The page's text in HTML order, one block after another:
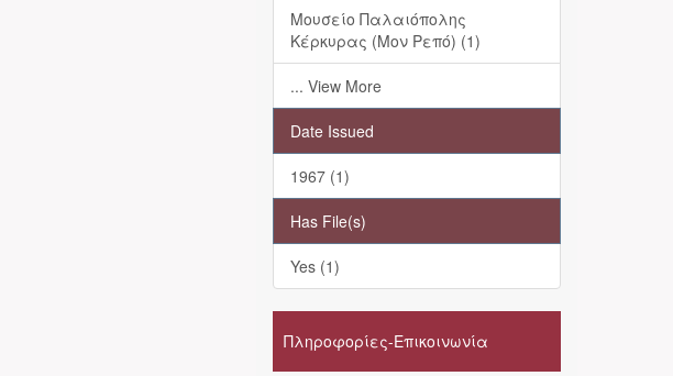
Μουσείο Παλαιόπολης
Κέρκυρας (Μον Ρεπό) (1)
... View More
Date Issued
1967 (1)
Has File(s)
Yes (1)
Πληροφορίες-Επικοινωνία